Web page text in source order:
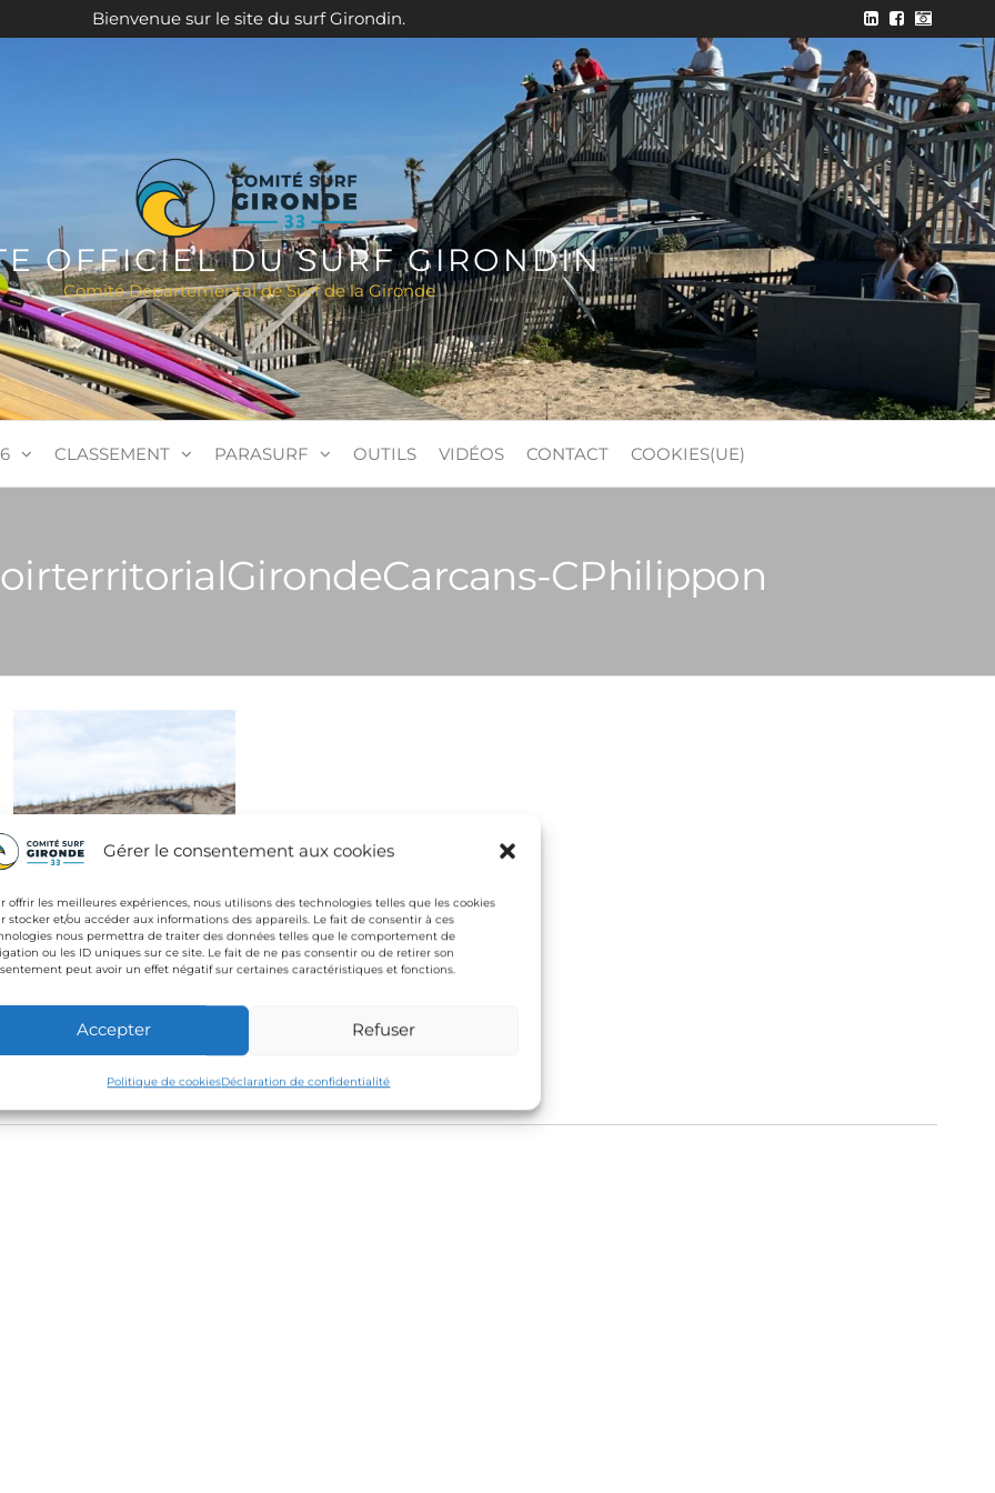
Gérer le consentement aux cookies
offrir les meilleures expériences, nous utilisons des technologies telles que les cookies
stocker et/ou accéder aux informations des appareils. Le fait de consentir à ces
nous permettra de traiter des données telles que le comportement de
ou les ID uniques sur ce site. Le fait de ne pas consentir ou de retirer son
peut avoir un effet négatif sur certaines caractéristiques et fonctions.
Accepter Refuser
Politique de cookiesDéclaration de confidentialité
Bienvenue sur le site du surf Girondin.
OFFICIEL DU SURF GIRONDIN
Comité Départemental de Surf de la Gironde
CLASSEMENT PARASURF OUTILS VIDÉOS CONTACT COOKIES(UE)
CPhilippon
CPhilippon